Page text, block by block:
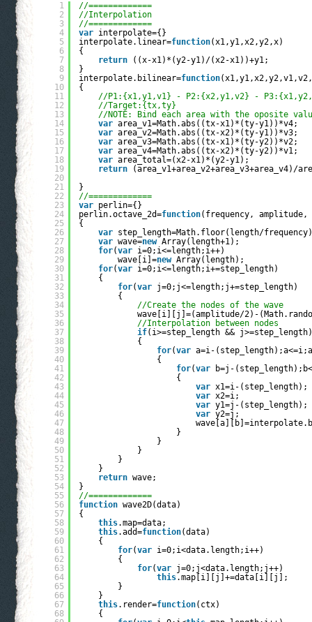
1
2
3
4
5
6
7
8
9
10
11
12
13
14
15
16
17
18
19
20
21
22
23
24
25
26
27
28
29
30
31
32
33
34
35
36
37
38
39
40
41
42
43
44
45
46
47
48
49
50
51
52
53
54
55
56
57
58
59
60
61
62
63
64
65
66
67
68
//=============
//Interpolation
//=============
var interpolate={}
interpolate.linear=function(x1,y1,x2,y2,x)
{
return
((x-x1)*(y2-y1)/(x2-x1))+y1;
}
interpolate.bilinear=function
{
//P1:{x1,y1,v1} - P2:{x2,y1,v2} -
//Target:{tx,ty}
//NOTE: Bind each area with the oposite
var area_v1=Math.abs((tx-x1)*(ty-y1))*v4;
var area_v2=Math.abs((tx-x2)*(ty-y1))*v3;
var area_v3=Math.abs((tx-x1)*(ty-y2))*v2;
var area_v4=Math.abs((tx-x2)*(ty-y2))*v1;
var area_total=(x2-x1)*(y2-y1);
return
(area_v1+area_v2+area_v3+area_v4)/
}
//=============
var perlin={}
perlin.octave_2d=function(frequency,
{
var step_length=Math.floor(length/
var wave=new Array(length+1);
for(var i=0;i<=length;i++)
wave[i]=new Array(length);
for(var i=0;i<=length;i+=step_length)
{
for(var j=0;j<=length;j+=step_length)
{
//Create the nodes of the wave
wave[i][j]=(amplitude/2)-
//Interpolation between nodes
if(i>=step_length && j>=step_length)
{
for(var a=i-
{
for(var
b=j-
{
var x1=i-(step_length);
var x2=i;
var y1=j-(step_length);
var y2=j;
}
}
}
}
}
return wave;
}
//=============
function wave2D(data)
{
this.map=data;
this.add=function(data)
{
for(var i=0;i<data.length;i++)
{
for(var j=0;j<data.length;j++)
this.map[i][j]+=data[i][j];
}
}
this.render=function(ctx)
{